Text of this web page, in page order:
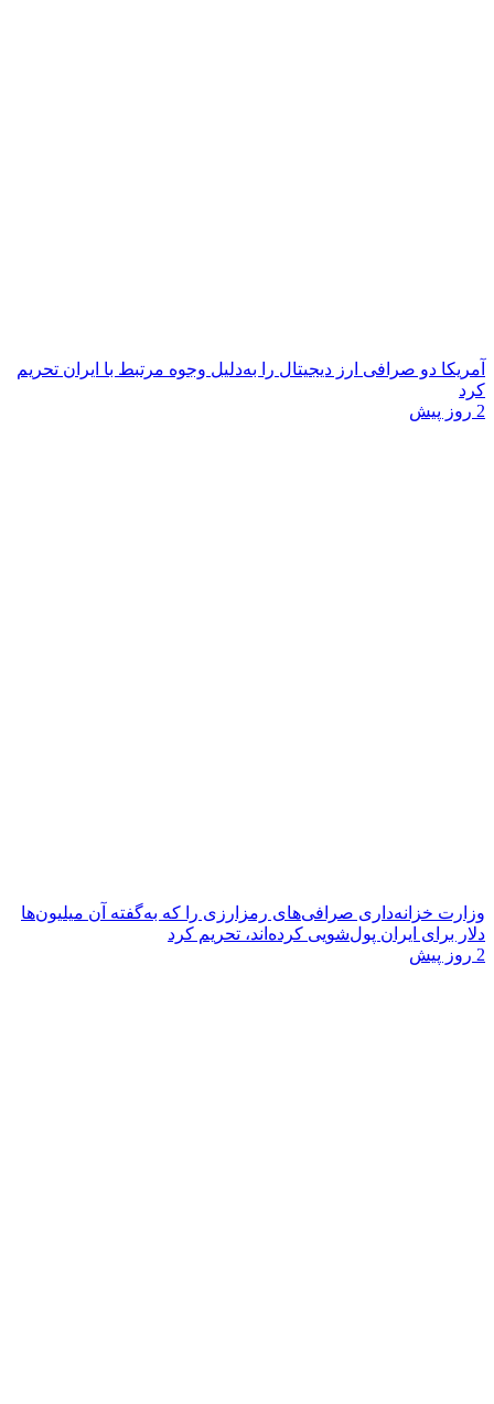
آمریکا دو صرافی ارز دیجیتال را به‌دلیل وجوه مرتبط با ایران تحریم
کرد
2 روز پیش
وزارت خزانه‌داری صرافی‌های رمزارزی را که به‌گفته آن میلیون‌ها
دلار برای ایران پول‌شویی کرده‌اند، تحریم کرد
2 روز پیش